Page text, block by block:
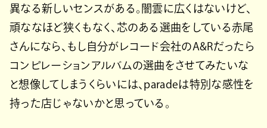
異なる新しいセンスがある。闇雲に広くはないけど、
頑ななほど狭くもなく、芯のある選曲をしている赤尾
さんになら、もし自分がレコード会社のA&Rだったら
コンピレーションアルバムの選曲をさせてみたいな
と想像してしまうくらいには、paradeは特別な感性を
持った店じゃないかと思っている。